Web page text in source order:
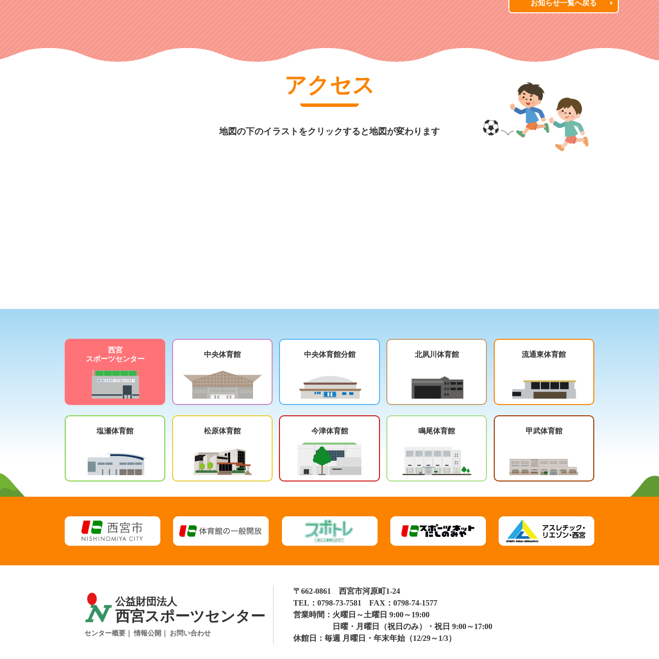
お知らせ一覧へ戻る
アクセス
地図の下のイラストをクリックすると地図が変わります
西宮
スポーツセンター
中央体育館 中央体育館分館 北夙川体育館 流通東体育館
塩瀬体育館 松原体育館 今津体育館 鳴尾体育館 甲武体育館
公益財団法人
西宮スポーツセンター
センター概要 情報公開 お問い合わせ
〒662-0861 西宮市河原町1-24
TEL： 0798-73-7581
FAX：0798-74-1577
営業時間： 火曜日～土曜日 9:00～19:00
日曜・月曜日（祝日のみ）・祝日 9:00～17:00
休館日： 毎週 月曜日・年末年始（12/29～1/3）